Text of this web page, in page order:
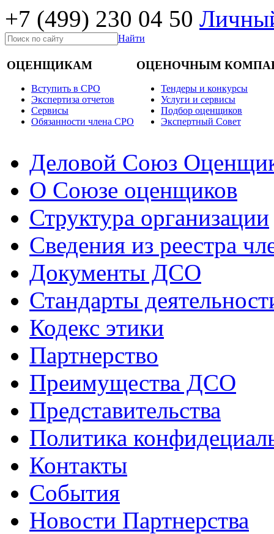
+7 (499) 230 04 50
Найти
ОЦЕНЩИКАМ
Вступить в СРО
Экспертиза отчетов
Cервисы
Обязанности члена СРО
ОЦЕНОЧНЫМ
Тендеры и конкурсы
Услуги и сервисы
Подбор оценщиков
Экспертный Совет
Деловой Союз
О Союзе оценщиков
Структура организации
Сведения из реестра
Документы ДСО
Стандарты
Кодекс этики
Партнерство
Преимущества ДСО
Представительства
Политика
Контакты
События
Новости Партнерства